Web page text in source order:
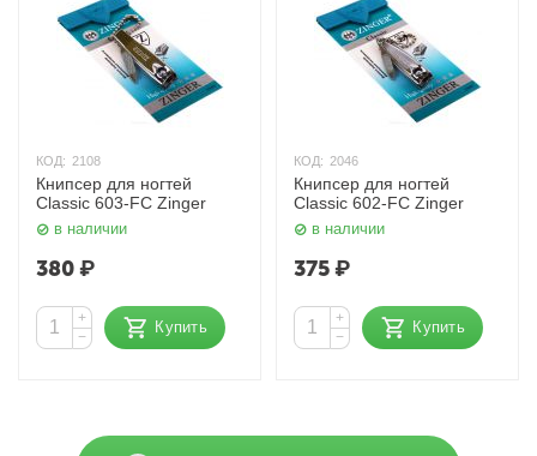
КОД: 2108
Книпсер для ногтей
Classic 603-FC Zinger
в наличии
380₽
+
−
Купить
КОД: 2046
Книпсер для ногтей
Classic 602-FC Zinger
в наличии
375₽
+
−
Купить